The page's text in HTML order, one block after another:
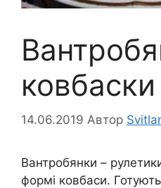
ковбаски
14.06.2019 Автор
Вантробянки –
формі ковбаси. Готують